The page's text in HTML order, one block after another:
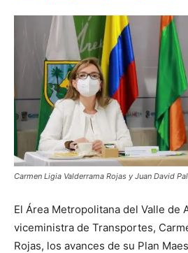
Carmen Ligia Valderrama Rojas y Juan David
El Área Metropolitana del Valle de
viceministra de Transportes,
Rojas, los avances de su Plan